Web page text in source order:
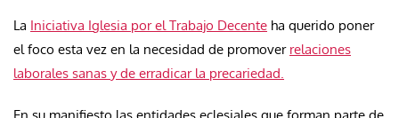
La Iniciativa Iglesia por el Trabajo Decente ha querido poner
el foco esta vez en la necesidad de promover relaciones
laborales sanas y de erradicar la precariedad.